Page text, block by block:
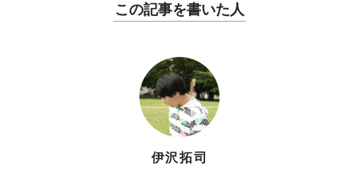
この記事を書いた人
伊沢拓司